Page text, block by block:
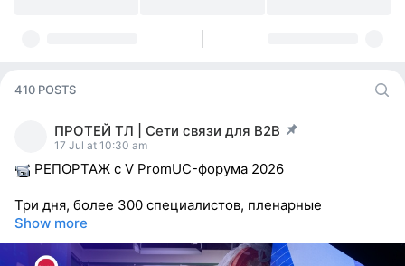
410 POSTS
ПРОТЕЙ ТЛ | Сети связи для В2В
post pinned
17 Jul at 10:30 am
РЕПОРТАЖ с V PromUC-форума 2026
Три дня, более 300 специалистов, пленарные
Show more